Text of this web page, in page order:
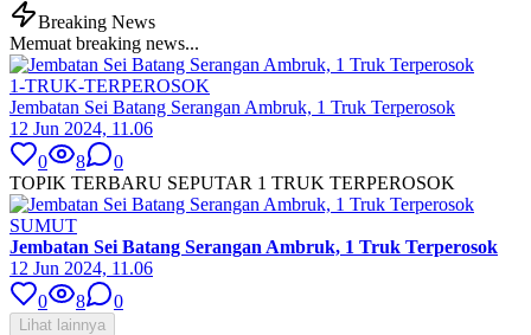
Breaking News
Memuat breaking news...
1-TRUK-TERPEROSOK
Jembatan Sei Batang Serangan Ambruk, 1 Truk Terperosok
12 Jun 2024, 11.06
0
8
0
TOPIK TERBARU SEPUTAR 1 TRUK TERPEROSOK
SUMUT
Jembatan Sei Batang Serangan Ambruk, 1 Truk Terperosok
12 Jun 2024, 11.06
0
8 0
Lihat lainnya